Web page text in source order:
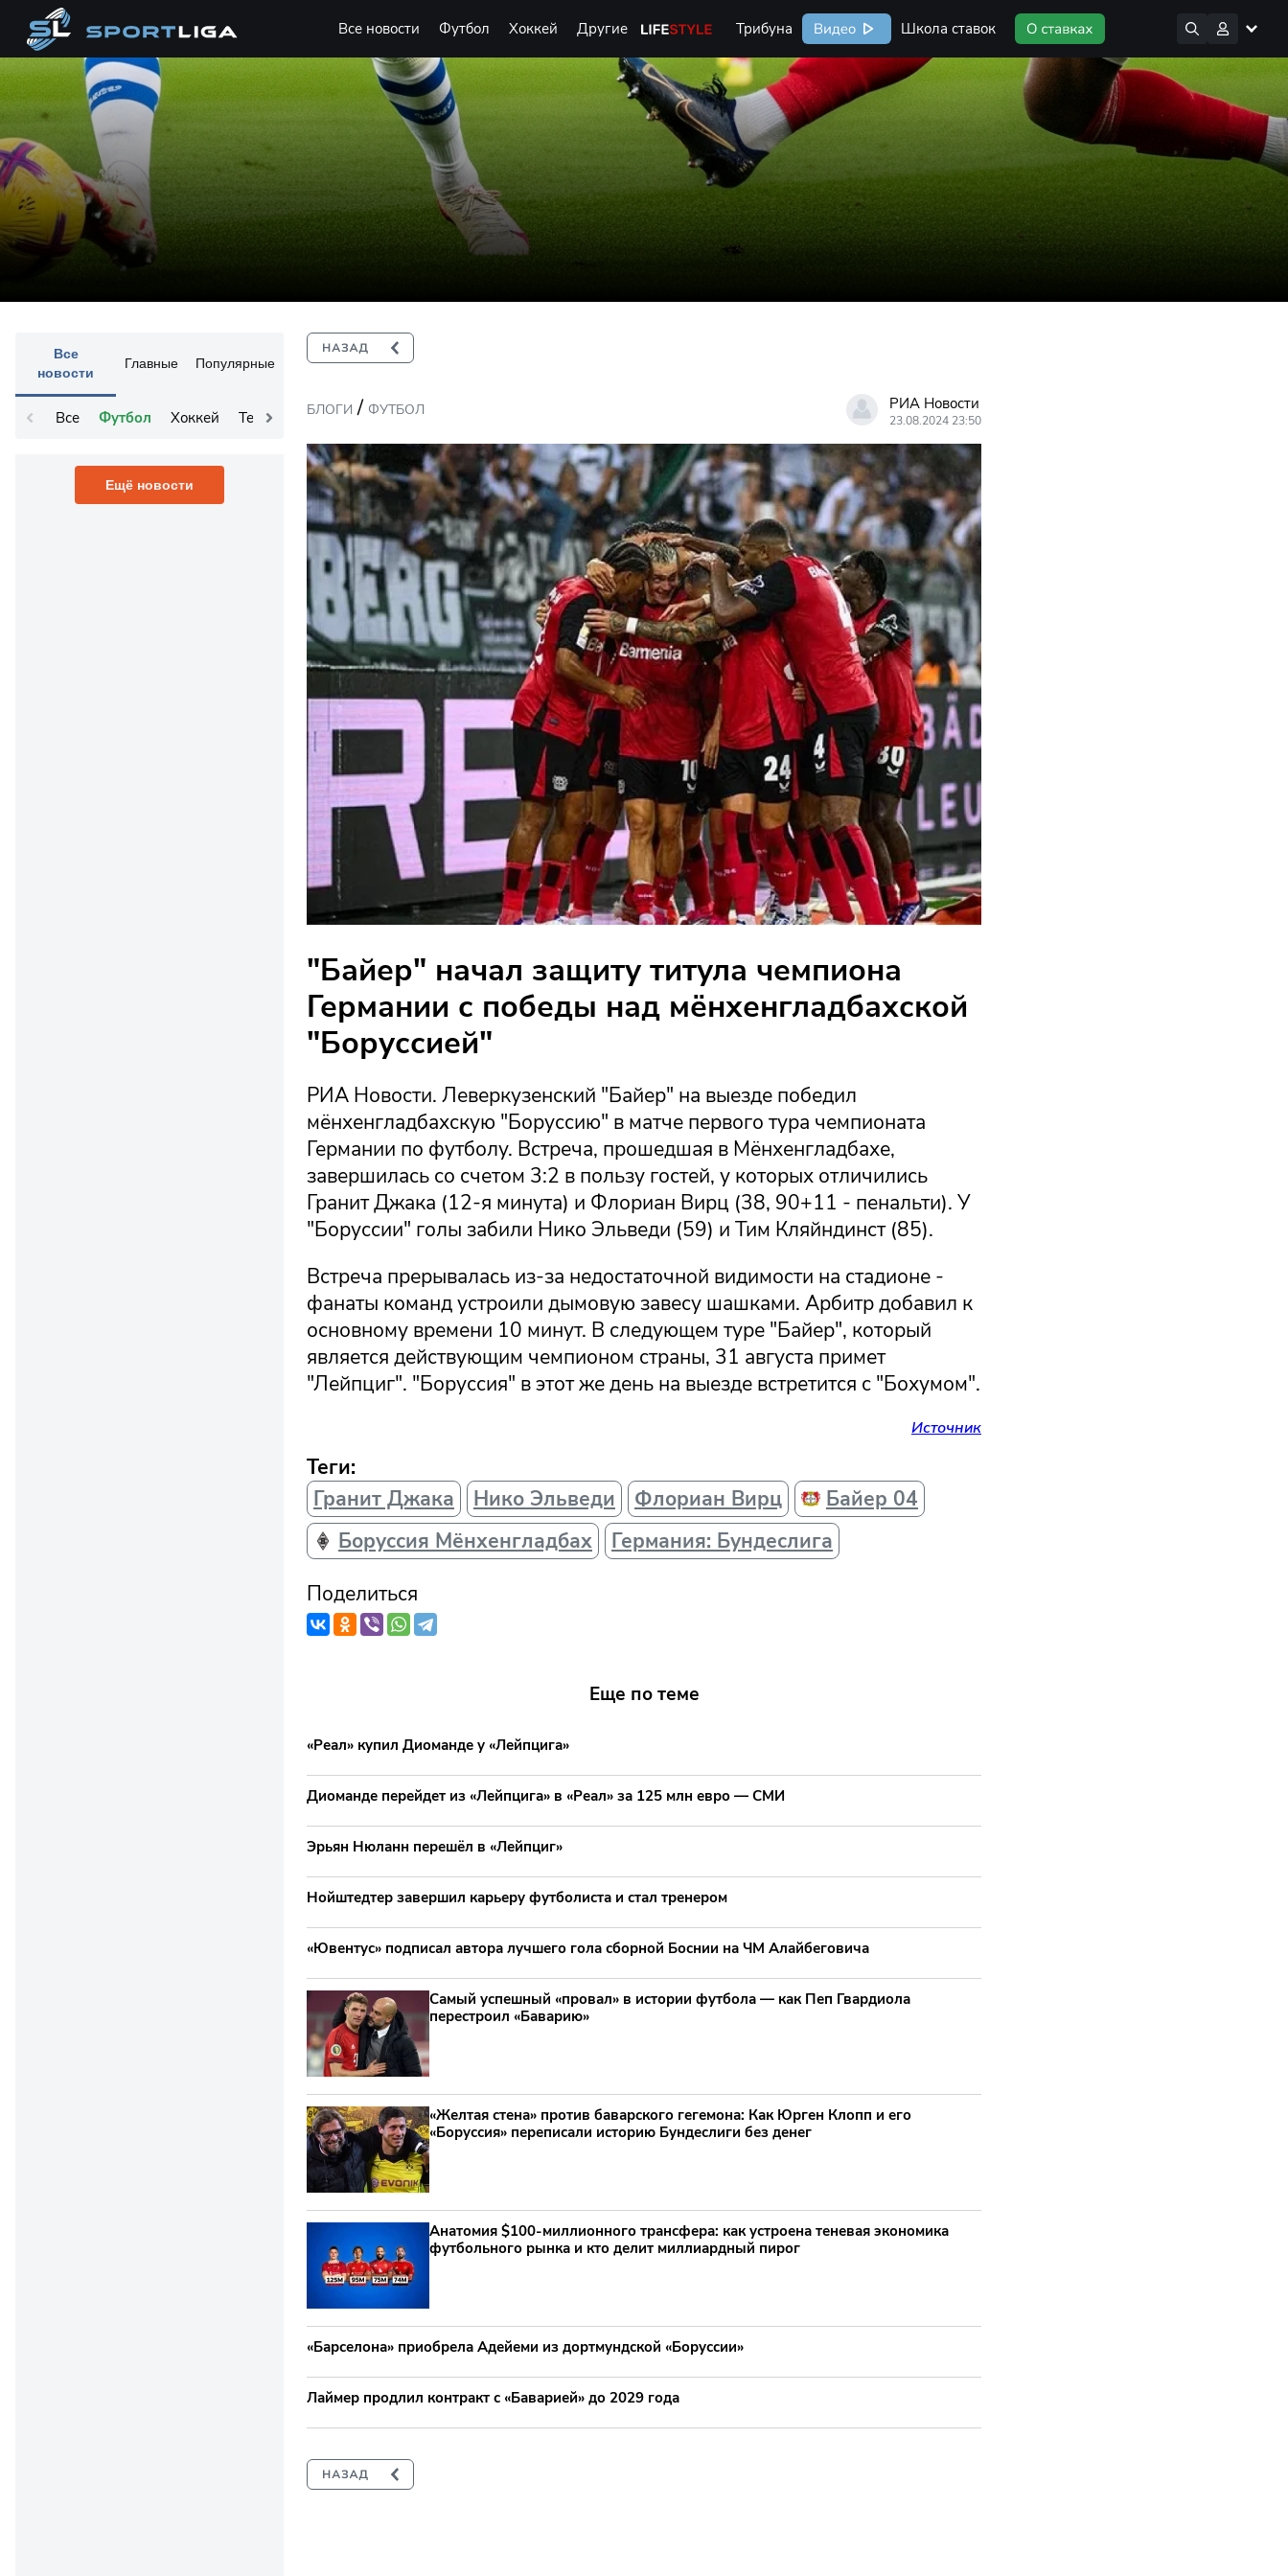
Все новости Футбол Хоккей Другие Life Style Трибуна Видео Школа ставок
Все
новости
Главные Популярные
Все Футбол Хоккей Теннис Остальное
Ещё новости
БЛОГИ / ФУТБОЛ РИА Новости
23.08.2024 23:50
"Байер" начал защиту титула чемпиона
Германии с победы над мёнхенгладбахской
"Боруссией"
РИА Новости. Леверкузенский "Байер" на выезде победил
мёнхенгладбахскую "Боруссию" в матче первого тура чемпионата
Германии по футболу. Встреча, прошедшая в Мёнхенгладбахе,
завершилась со счетом 3:2 в пользу гостей, у которых отличились
Гранит Джака (12-я минута) и Флориан Вирц (38, 90+11 - пенальти). У
"Боруссии" голы забили Нико Эльведи (59) и Тим Кляйндинст (85).
Встреча прерывалась из-за недостаточной видимости на стадионе -
фанаты команд устроили дымовую завесу шашками. Арбитр добавил к
основному времени 10 минут. В следующем туре "Байер", который
является действующим чемпионом страны, 31 августа примет
"Лейпциг". "Боруссия" в этот же день на выезде встретится с "Бохумом".
Источник
Теги:
Гранит Джака
Нико Эльведи Флориан Вирц
Байер 04
Боруссия Мёнхенгладбах
Германия: Бундеслига
Поделиться
Еще по теме
«Реал» купил Диоманде у «Лейпцига»
Диоманде перейдет из «Лейпцига» в «Реал» за 125 млн евро — СМИ
Эрьян Нюланн перешёл в «Лейпциг»
Нойштедтер завершил карьеру футболиста и стал тренером
«Ювентус» подписал автора лучшего гола сборной Боснии на ЧМ Алайбеговича
Самый успешный «провал» в истории футбола — как Пеп Гвардиола
перестроил «Баварию»
«Желтая стена» против баварского гегемона: Как Юрген Клопп и его
«Боруссия» переписали историю Бундеслиги без денег
Анатомия $100-миллионного трансфера: как устроена теневая экономика
футбольного рынка и кто делит миллиардный пирог
«Барселона» приобрела Адейеми из дортмундской «Боруссии»
Лаймер продлил контракт с «Баварией» до 2029 года